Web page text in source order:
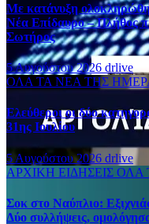
Με κατάνυξη
Νέα Επίδαυρο – Πλήθος
Σωτήρος
5 Αυγούστου 2026 drlive
ΟΛΑ ΤΑ ΝΕΑ ΤΗΣ
Ελεύθεροι οι δύο
31ης Ιουλίου
5 Αυγούστου 2026 drlive
ΑΡΧΙΚΗ ΕΙΔΗΣΕΙΣ ΟΛΑ
Σοκ στο Ναύπλιο:
Δύο συλλήψεις,